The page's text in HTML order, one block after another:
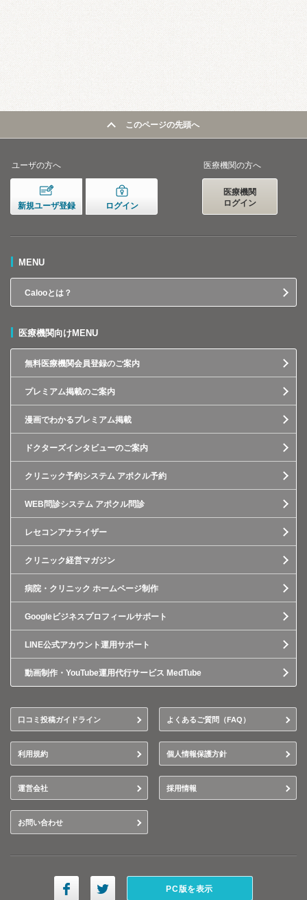
このページの先頭へ
ユーザの方へ
新規ユーザ登録 ログイン
医療機関の方へ
医療機関
ログイン
MENU
Calooとは？
医療機関向けMENU
無料医療機関会員登録のご案内
プレミアム掲載のご案内
漫画でわかるプレミアム掲載
ドクターズインタビューのご案内
クリニック予約システム アポクル予約
WEB問診システム アポクル問診
レセコンアナライザー
クリニック経営マガジン
病院・クリニック ホームページ制作
Googleビジネスプロフィールサポート
LINE公式アカウント運用サポート
動画制作・YouTube運用代行サービス MedTube
口コミ投稿ガイドライン よくあるご質問（FAQ）
利用規約 個人情報保護方針
運営会社 採用情報
お問い合わせ
PC版を表示